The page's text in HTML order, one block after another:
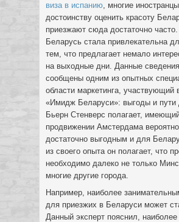
виза в испанию, многие
достоинству оценить красоту
приезжают сюда достаточно
Беларусь стала привлекательна
тем, что предлагает немало
на выходные дни. Данные
сообщены одним из опытных
области маркетинга,
«Имидж Беларуси»: выгоды и пути
Бьерн Стенверс полагает,
продвижении Амстердама
достаточно выгодным и для
из своего опыта он полагает, что
необходимо далеко не только
многие другие города.
Например, наиболее
для приезжих в Беларуси может
Данный эксперт пояснил, наиболее